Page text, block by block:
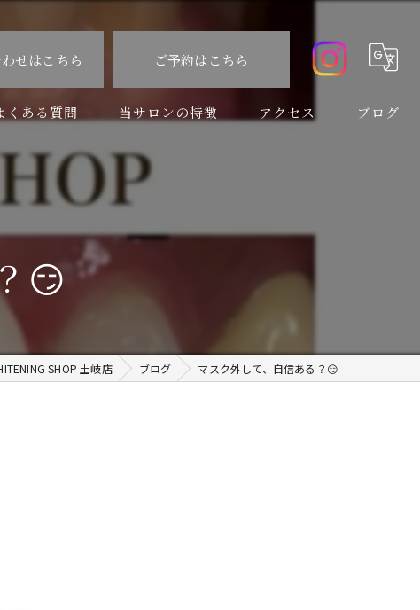
せはこちら ご予約はこちら
くある質問 当サロンの特徴
食事制限なし
アクセス ブログ
😏
SHOP 土岐店 ブログ マスク外して、自信ある？😏